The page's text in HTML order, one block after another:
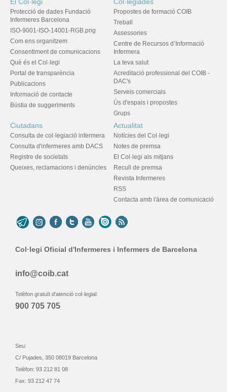
El Col·legi
Protecció de dades Fundació
Infermeres Barcelona
ISO-9001-ISO-14001-RGB.png
Com ens organitzem
Consentiment de comunicacions
Què és el Col·legi
Portal de transparència
Publicacions
Informació de contacte
Bústia de suggeriments
Col·legiades
Propostes de formació COIB
Treball
Assessories
Centre de Recursos d’Informació
Infermera
La teva salut
Acreditació professional del COIB -
DAC's
Serveis comercials
Ús d'espais i propostes
Grups
Ciutadans
Consulta de col·legiació infermera
Consulta d'infermeres amb DACS
Registre de societats
Queixes, reclamacions i denúncies
Actualitat
Notícies del Col·legi
Notes de premsa
El Col·legi als mitjans
Recull de premsa
Revista Infermeres
RSS
Contacta amb l'àrea de comunicació
Col·legi Oficial d'Infermeres i Infermers de Barcelona
info@coib.cat
Telèfon gratuït d'atenció col·legial:
900 705 705
Seu:
C/ Pujades, 350 08019 Barcelona
Telèfon: 93 212 81 08
Fax: 93 212 47 74